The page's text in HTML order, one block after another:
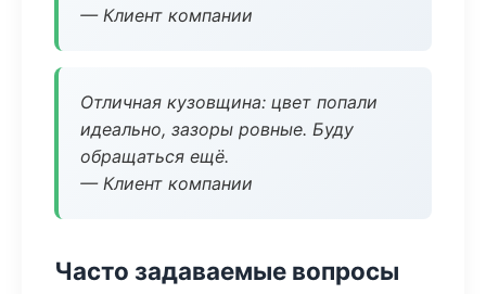
— Клиент компании
Отличная кузовщина: цвет попали
идеально, зазоры ровные. Буду
обращаться ещё.
— Клиент компании
Часто задаваемые вопросы